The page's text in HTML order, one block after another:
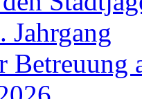
Jahrgang
Betreuung